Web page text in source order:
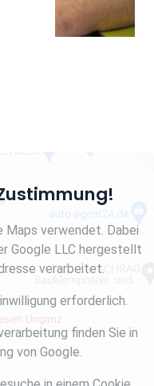
Maps verwendet. Dabei
Google LLC hergestellt
verarbeitet.
erforderlich.
finden Sie in
von Google.